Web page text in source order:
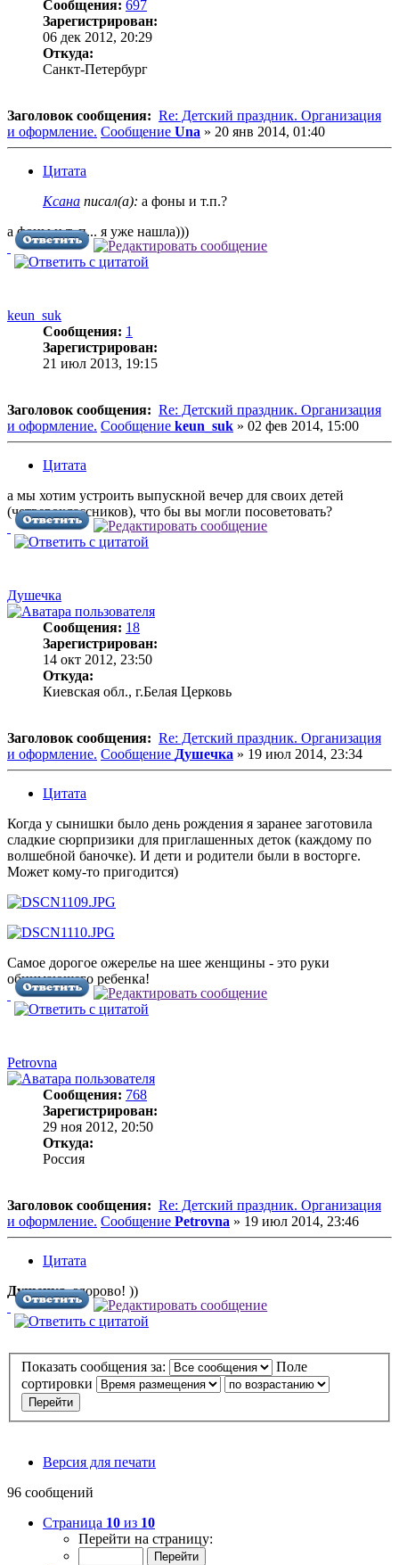
Сообщения: 697
Зарегистрирован:
06 дек 2012, 20:29
Откуда:
Санкт-Петербург
Заголовок сообщения: Re: Детский праздник. Организация
и оформление. Сообщение Una » 20 янв 2014, 01:40
Цитата
Ксана писал(а): а фоны и т.п.?
а фоны и т. п... я уже нашла)))
keun_suk
Сообщения: 1
Зарегистрирован:
21 июл 2013, 19:15
Заголовок сообщения: Re: Детский праздник. Организация
и оформление. Сообщение keun_suk » 02 фев 2014, 15:00
Цитата
а мы хотим устроить выпускной вечер для своих детей
(четвероклассников), что бы вы могли посоветовать?
Душечка
Сообщения: 18
Зарегистрирован:
14 окт 2012, 23:50
Откуда:
Киевская обл., г.Белая Церковь
Заголовок сообщения: Re: Детский праздник. Организация
и оформление. Сообщение Душечка » 19 июл 2014, 23:34
Цитата
Когда у сынишки было день рождения я заранее заготовила
сладкие сюрпризики для приглашенных деток (каждому по
волшебной баночке). И дети и родители были в восторге.
Может кому-то пригодится)
Самое дорогое ожерелье на шее женщины - это руки
обнимающего ребенка!
Petrovna
Сообщения: 768
Зарегистрирован:
29 ноя 2012, 20:50
Откуда:
Россия
Заголовок сообщения: Re: Детский праздник. Организация
и оформление. Сообщение Petrovna » 19 июл 2014, 23:46
Цитата
Душечка, здорово! ))
Показать сообщения за:
Поле
сортировки
Версия для печати
96 сообщений
Страница 10 из 10
Перейти на страницу: